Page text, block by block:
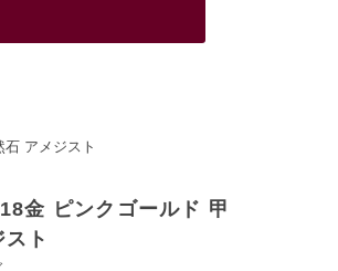
アメジスト
金 ピンクゴールド 甲
ト